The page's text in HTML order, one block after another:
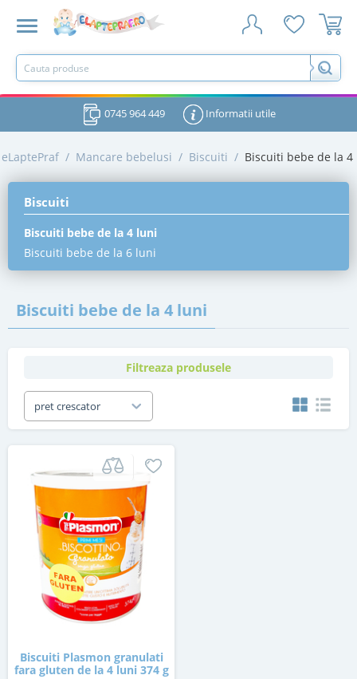
0745 964 449 Informatii utile
eLaptePraf / Mancare bebelusi / Biscuiti / Biscuiti bebe de la
Biscuiti
Biscuiti bebe de la 4 luni
Biscuiti bebe de la 6 luni
Biscuiti bebe de la 4 luni
Filtreaza produsele
pret crescator
Biscuiti Plasmon granulati
fara gluten de la 4 luni 374 g